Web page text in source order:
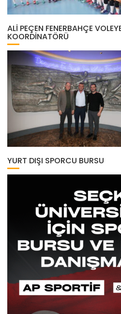
ALI PEÇEN FENERBAHÇE
KOORDINATÖRÜ
YURT DIŞI SPORCU BURSU